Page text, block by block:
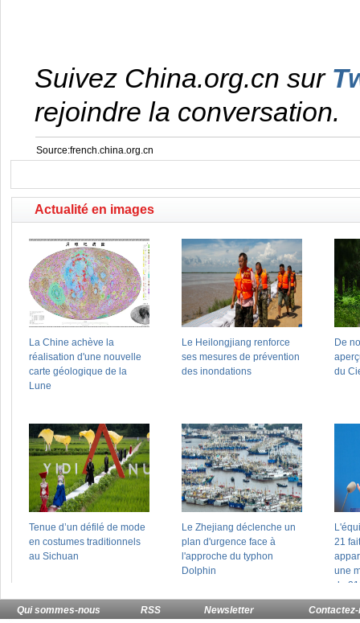
Suivez China.org.cn sur
rejoindre la conversation.
Source:french.china.org.cn